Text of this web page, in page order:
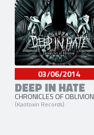
03/06/2014
DEEP IN HATE
CHRONICLES OF OBLIVION
(Kaotoxin Records)